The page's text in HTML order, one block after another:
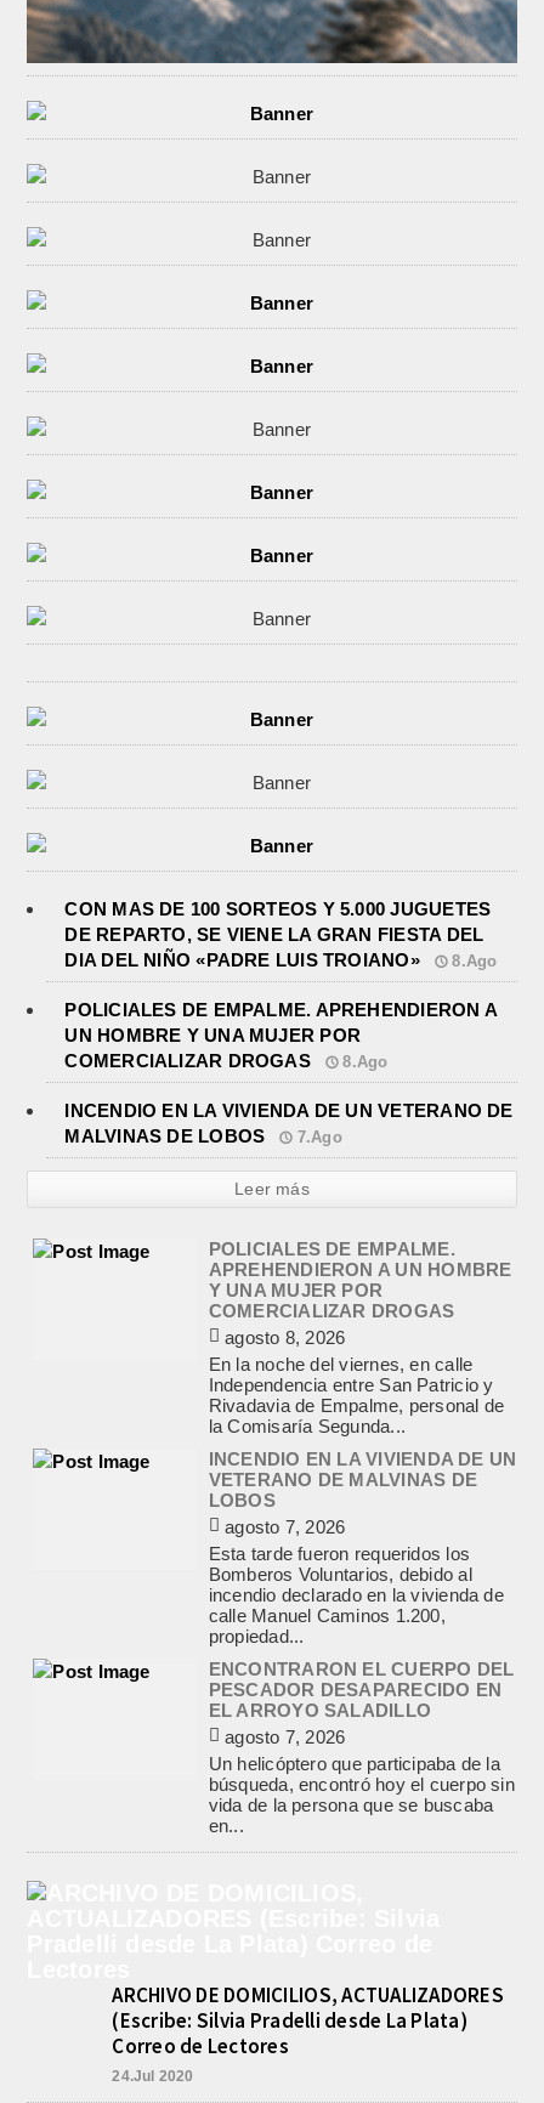
CON MAS DE 100 SORTEOS Y 5.000 JUGUETES
DE REPARTO, SE VIENE LA GRAN FIESTA DEL
DIA DEL NIÑO «PADRE LUIS TROIANO»
8.Ago
POLICIALES DE EMPALME. APREHENDIERON A
UN HOMBRE Y UNA MUJER POR
COMERCIALIZAR DROGAS
8.Ago
INCENDIO EN LA VIVIENDA DE UN VETERANO DE
MALVINAS DE LOBOS
7.Ago
Leer más
Y UNA MUJER POR
COMERCIALIZAR DROGAS
agosto 8, 2026
En la noche del viernes, en calle
Independencia entre San Patricio y
Rivadavia de Empalme, personal de
la Comisaría Segunda...
INCENDIO EN LA VIVIENDA DE UN
VETERANO DE MALVINAS DE
LOBOS
agosto 7, 2026
Esta tarde fueron requeridos los
Bomberos Voluntarios, debido al
incendio declarado en la vivienda de
calle Manuel Caminos 1.200,
propiedad...
ENCONTRARON EL CUERPO DEL
PESCADOR DESAPARECIDO EN
EL ARROYO SALADILLO
agosto 7, 2026
Un helicóptero que participaba de la
búsqueda, encontró hoy el cuerpo sin
vida de la persona que se buscaba
en...
LA CAPILLA SAN CAYETANO
CON MAS DE 100 SORTEOS Y
5.000 JUGUETES DE REPARTO, SE
VIENE LA GRAN FIESTA DEL DIA
ARCHIVO DE DOMICILIOS, ACTUALIZADORES
(Escribe: Silvia Pradelli desde La Plata)
Correo de Lectores
24.Jul 2020